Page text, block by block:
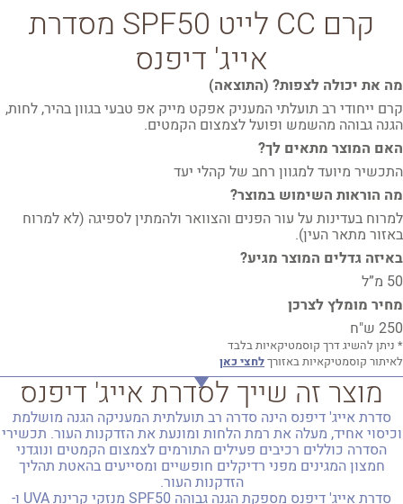
קרם CC לייט SPF50 מסדרת
אייג' דיפנס
מה את יכולה לצפות? (התוצאה)
קרם ייחודי רב תועלתי המעניק אפקט מייק אפ טבעי בגוון בהיר, לחות,
הגנה גבוהה מהשמש ופועל לצמצום הקמטים.
האם המוצר מתאים לך?
התכשיר מיועד למגוון רחב של קהלי יעד
מה הוראות השימוש במוצר?
למרוח בעדינות על עור הפנים והצוואר ולהמתין לספיגה (לא למרוח
באזור מתאר העין).
באיזה גדלים המוצר מגיע?
50 מ”ל
מחיר מומלץ לצרכן
250 ש"ח
* ניתן להשיג דרך קוסמטיקאיות בלבד
לאיתור קוסמטיקאיות באזורךלחצי כאן
מוצר זה שייך לסדרת אייג' דיפנס
סדרת אייג' דיפנס הינה סדרה רב תועלתית המעניקה הגנה מושלמת
וכיסוי אחיד, מעלה את רמת הלחות ומונעת את הזדקנות העור. תכשירי
הסדרה כוללים רכיבים פעילים התורמים לצמצום הקמטים ונוגדני
חמצון המגינים מפני רדיקלים חופשיים ומסייעים בהאטת תהליך
הזדקנות העור.
סדרת אייג' דיפנס מספקת הגנה גבוהה SPF50 מנזקי קרינת UVA ו-